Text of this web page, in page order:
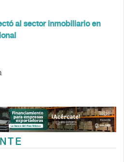
al sector inmobiliario en